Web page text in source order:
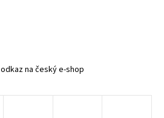
odkaz na český e-shop